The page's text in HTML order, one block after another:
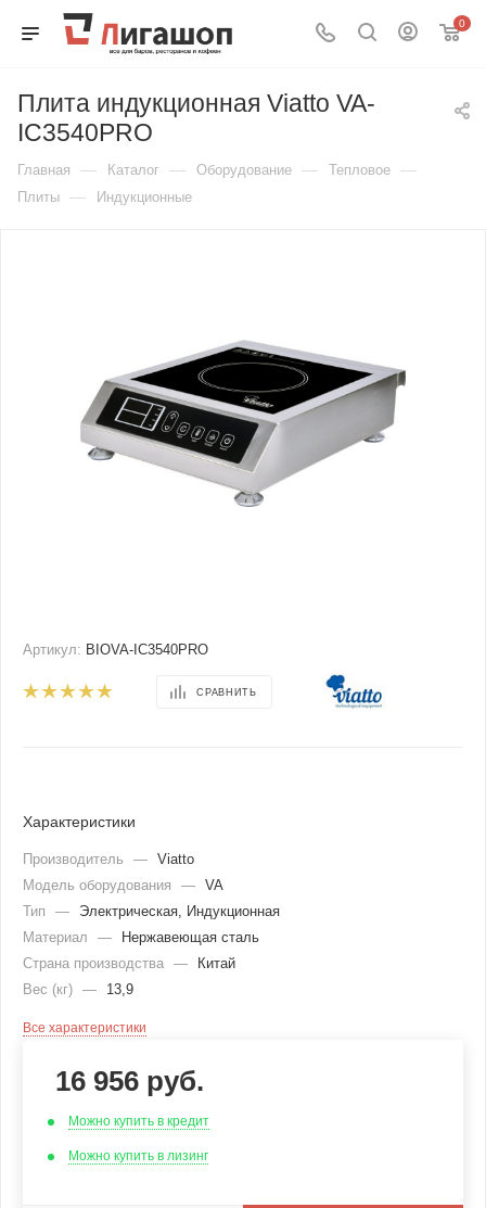
0
Плита индукционная Viatto VA-
IC3540PRO
Главная — Каталог — Оборудование — Тепловое —
Плиты — Индукционные
Артикул: BIOVA-IC3540PRO
СРАВНИТЬ
Характеристики
Производитель — Viatto
Модель оборудования
— VA
Тип
—
Электрическая, Индукционная
Материал
—
Нержавеющая сталь
Страна производства —
Китай
Вес (кг) — 13,9
Все характеристики
16 956 руб.
Можно купить в кредит
Можно купить в лизинг